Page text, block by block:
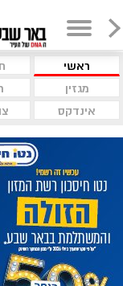
ראשי
מגזין
אינדקס